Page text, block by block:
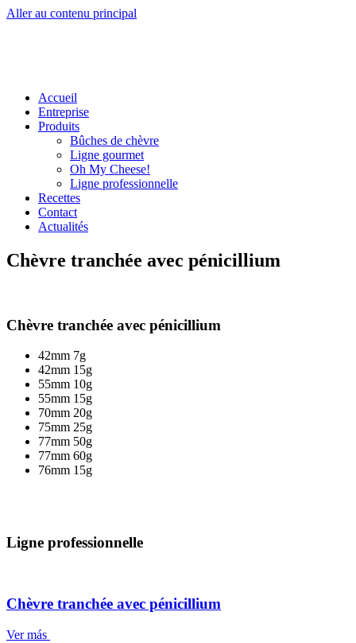
Aller au contenu principal
Accueil
Entreprise
Produits
Bûches de chèvre
Ligne gourmet
Oh My Cheese!
Ligne professionnelle
Recettes
Contact
Actualités
Chèvre tranchée avec pénicillium
Chèvre tranchée avec pénicillium
42mm 7g
42mm 15g
55mm 10g
55mm 15g
70mm 20g
75mm 25g
77mm 50g
77mm 60g
76mm 15g
Ligne professionnelle
Chèvre tranchée avec pénicillium
Ver más